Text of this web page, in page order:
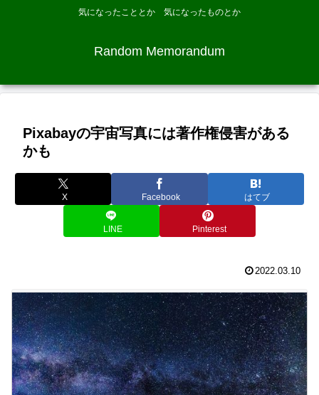
気になったこととか 気になったものとか
Random Memorandum
Pixabayの宇宙写真には著作権侵害がある
かも
X Facebook はてブ
LINE Pinterest
2022.03.10